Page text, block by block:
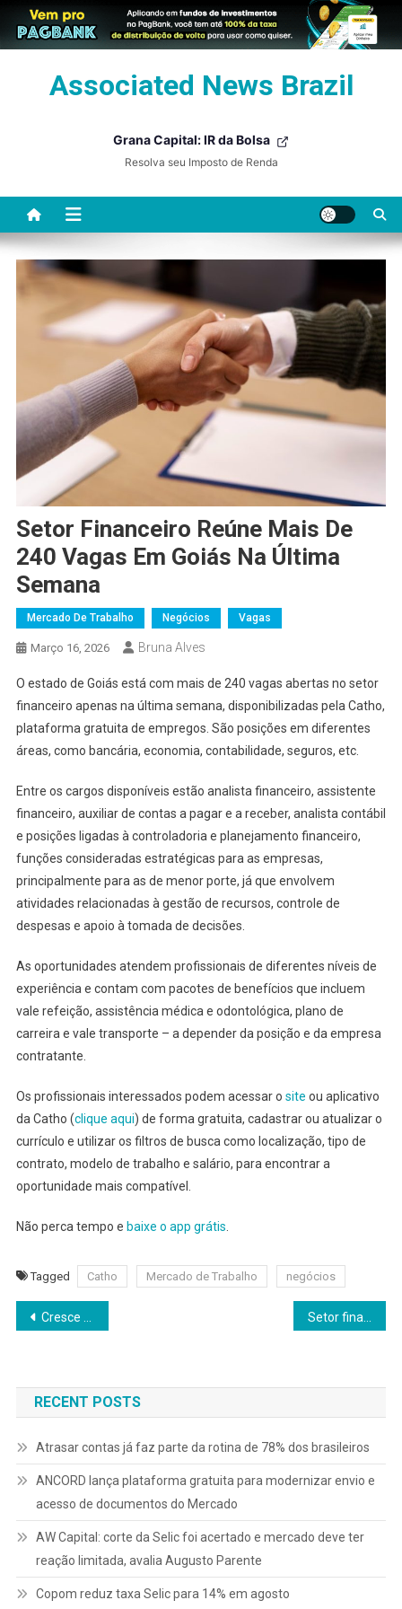
Associated News Brazil
Grana Capital: IR da Bolsa
Resolva seu Imposto de Renda
Setor Financeiro Reúne Mais De
240 Vagas Em Goiás Na Última
Semana
Mercado De Trabalho Negócios Vagas
Março 16, 2026 Bruna Alves
O estado de Goiás está com mais de 240 vagas abertas no setor
financeiro apenas na última semana, disponibilizadas pela Catho,
plataforma gratuita de empregos. São posições em diferentes
áreas, como bancária, economia, contabilidade, seguros, etc.
Entre os cargos disponíveis estão analista financeiro, assistente
financeiro, auxiliar de contas a pagar e a receber, analista contábil
e posições ligadas à controladoria e planejamento financeiro,
funções consideradas estratégicas para as empresas,
principalmente para as de menor porte, já que envolvem
atividades relacionadas à gestão de recursos, controle de
despesas e apoio à tomada de decisões.
As oportunidades atendem profissionais de diferentes níveis de
experiência e contam com pacotes de benefícios que incluem
vale refeição, assistência médica e odontológica, plano de
carreira e vale transporte – a depender da posição e da empresa
contratante.
Os profissionais interessados podem acessar o site ou aplicativo
da Catho (clique aqui) de forma gratuita, cadastrar ou atualizar o
currículo e utilizar os filtros de busca como localização, tipo de
contrato, modelo de trabalho e salário, para encontrar a
oportunidade mais compatível.
Não perca tempo e baixe o app grátis
Tagged Catho Mercado de Trabalho negócios
Navegação
Post
Cresce na Faria Lima conceito de Empresas Biblicamente Responsáveis
RECENT POSTS
Atrasar contas já faz parte da rotina de 78% dos brasileiros
ANCORD lança plataforma gratuita para modernizar envio e
acesso de documentos do Mercado
AW Capital: corte da Selic foi acertado e mercado deve ter
reação limitada, avalia Augusto Parente
Copom reduz taxa Selic para 14% em agosto